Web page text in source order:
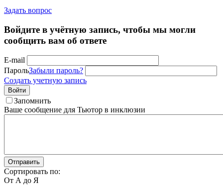
Задать вопрос
Войдите в учётную запись, чтобы мы могли
сообщить вам об ответе
E-mail
ПарольЗабыли пароль?
Создать учетную запись
Войти
Запомнить
Ваше сообщение для Тьютор в инклюзии
Отправить
Сортировать по:
От А до Я